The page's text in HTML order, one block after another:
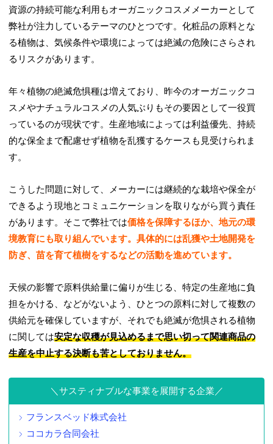
資源の持続可能な利用もオーガニックコスメメーカーとして
弊社が注力しているテーマのひとつです。化粧品の原料とな
る植物は、気候条件や環境によっては絶滅の危険にさらされ
るリスクがあります。
年々植物の絶滅危惧種は増えており、昨今のオーガニックコ
スメやナチュラルコスメの人気ぶりもその要因として一役買
っているのが現状です。生産地域によっては利益優先、持続
的な保全まで配慮せず植物を乱獲するケースも見受けられま
す。
こうした問題に対して、メーカーには継続的な栽培や保全が
できるよう現地とコミュニケーションを取りながら買う責任
があります。そこで弊社では価格を保障するほか、地元の環
境教育にも取り組んでいます。具体的には乱獲や土地開発を
防ぎ、苗を育て植樹をするなどの活動を進めています。
天候の影響で原料供給量に偏りが生じる、特定の生産地に負
担をかける、などがないよう、ひとつの原料に対して複数の
供給元を確保していますが、それでも絶滅が危惧される植物
に関しては安定な収穫が見込めるまで思い切って関連商品の
生産を中止する決断も苦としておりません。
サスティナブルな事業を展開する企業
フランスベッド株式会社
ココカラ合同会社